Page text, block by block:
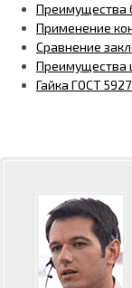
Преимущества
Применение
Сравнение
Преимущества
Гайка ГОСТ